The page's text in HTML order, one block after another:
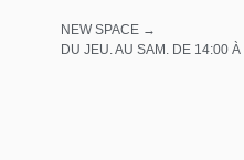
NEW SPACE →
DU JEU. AU SAM. DE 14:00